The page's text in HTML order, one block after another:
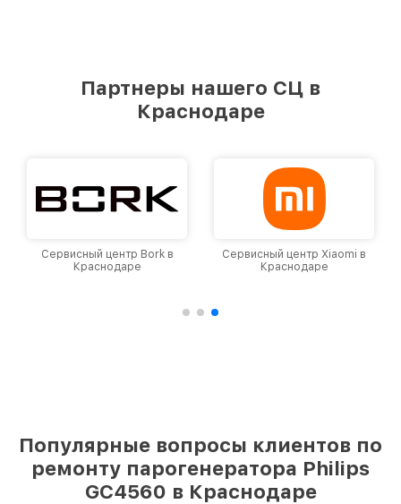
Партнеры нашего СЦ в
Краснодаре
Сервисный центр Bork в
Краснодаре
Сервисный центр Xiaomi в
Краснодаре
Популярные вопросы клиентов по
ремонту парогенератора Philips
GC4560 в Краснодаре